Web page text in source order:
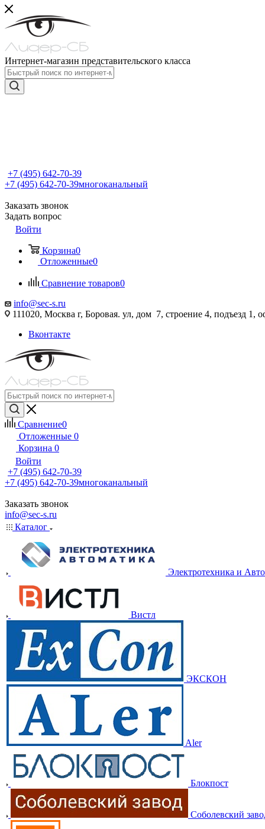
Интернет-магазин представительского класса
+7 (495) 642-70-39
+7 (495) 642-70-39многоканальный
Заказать звонок
Задать вопрос
Войти
Корзина0
Отложенные0
Сравнение товаров0
info@sec-s.ru
111020, Москва г, Боровая. ул, дом 7, строение 4, подъезд 1,
Вконтакте
Сравнение0
Отложенные 0
Корзина 0
Войти
+7 (495) 642-70-39
+7 (495) 642-70-39многоканальный
Заказать звонок
info@sec-s.ru
Каталог
Электротехника и
Вистл
ЭКСКОН
Aler
Блокпост
Соболевский